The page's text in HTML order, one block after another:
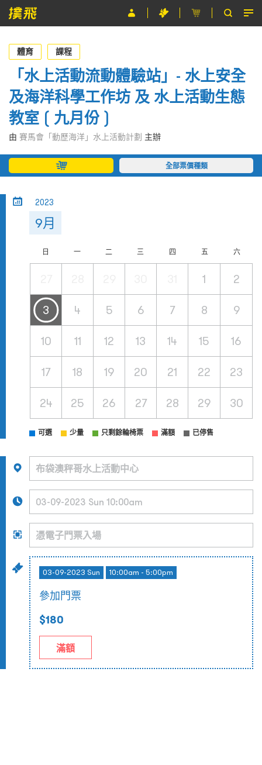
節目
主辦單位
關於撲飛
條款及細則
體育 課程
「水上活動流動體驗站」- 水上安全
及海洋科學工作坊 及 水上活動生態
教室 ( 九月份 )
由 賽馬會「動歷海洋」水上活動計劃 主辦
全部票價種類
2023
9月
日 一 二 三 四 五 六
1 2
3 4 5 6 7 8 9
10 11 12 13 14 15 16
17 18 19 20 21 22 23
24 25 26 27 28 29 30
可選 少量 只剩餘輪椅票 滿額 已停售
03-09-2023 Sun 10:00am - 5:00pm
參加門票
$180
滿額